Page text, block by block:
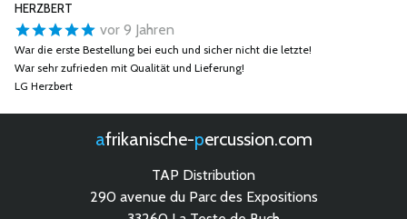
HERZBERT
vor 9 Jahren
War die erste Bestellung bei euch und sicher nicht die letzte!
War sehr zufrieden mit Qualität und Lieferung!
LG Herzbert
afrikanische- percussion.com
TAP Distribution
290 avenue du Parc des Expositions